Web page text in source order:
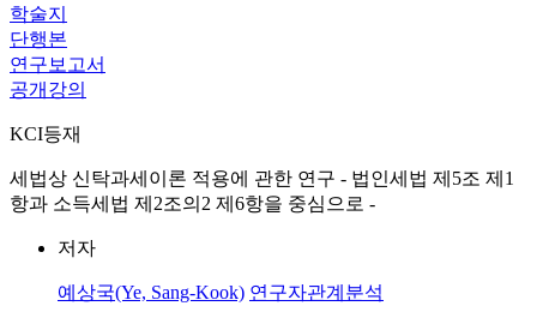
학술지
단행본
연구보고서
공개강의
KCI등재
세법상 신탁과세이론 적용에 관한 연구 - 법인세법 제5조 제1
항과 소득세법 제2조의2 제6항을 중심으로 -
저자
예상국(Ye, Sang-Kook) 연구자관계분석